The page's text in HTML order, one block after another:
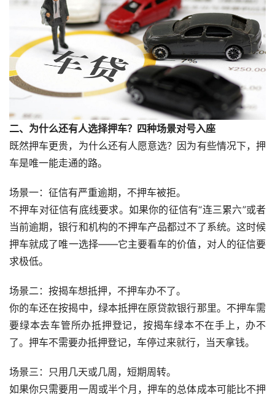
二、为什么还有人选择押车？四种场景对号入座
既然押车更贵，为什么还有人愿意选？因为有些情况下，押
车是唯一能走通的路。
场景一：征信有严重逾期，不押车被拒。
不押车对征信有底线要求。如果你的征信有“连三累六”或者
当前逾期，银行和机构的不押车产品都过不了系统。这时候
押车就成了唯一选择——它主要看车的价值，对人的征信要
求极低。
场景二：按揭车想抵押，不押车办不了。
你的车还在按揭中，绿本抵押在原贷款银行那里。不押车需
要绿本去车管所办抵押登记，按揭车绿本不在手上，办不
了。押车不需要办抵押登记，车停过来就行，当天拿钱。
场景三：只用几天或几周，短期周转。
如果你只需要用一周或半个月，押车的总体成本可能比不押